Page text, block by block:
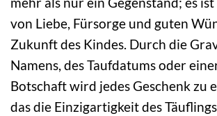
von Liebe, Fürsorge und guten
Zukunft des Kindes. Durch die
Namens, des Taufdatums oder
Botschaft wird jedes Geschenk zu
das die Einzigartigkeit des